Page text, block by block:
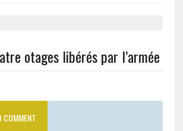
otages libérés par l’armée
COMMENT